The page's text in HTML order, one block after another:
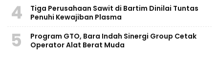
4
Tiga Perusahaan Sawit di Bartim Dinilai Tuntas
Penuhi Kewajiban Plasma
5
Program GTO, Bara Indah Sinergi Group Cetak
Operator Alat Berat Muda